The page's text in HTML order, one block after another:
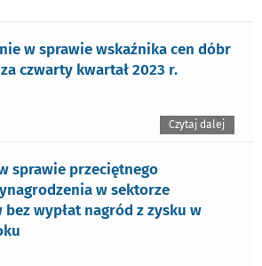
w sprawie wskaźnika cen dóbr
czwarty kwartał 2023 r.
Czytaj dalej
sprawie przeciętnego
w sektorze
wypłat nagród z zysku w